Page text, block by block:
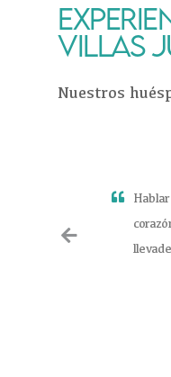
VILLAS
Nuestros